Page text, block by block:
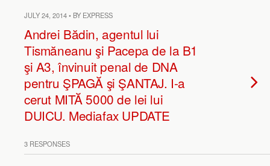
JULY 24, 2014 • BY EXPRESS
Andrei Bădin, agentul lui
Tismăneanu şi Pacepa de la B1
şi A3, învinuit penal de DNA
pentru ŞPAGĂ şi ŞANTAJ. I-a
cerut MITĂ 5000 de lei lui
DUICU. Mediafax UPDATE
3 RESPONSES